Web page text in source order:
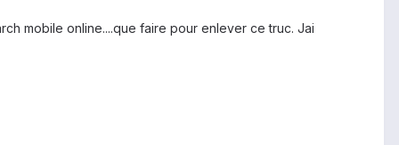
mobile online....que faire pour enlever ce truc. Jai